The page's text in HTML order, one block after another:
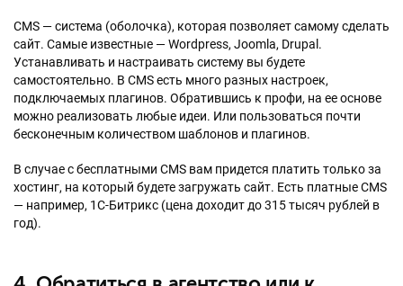
CMS — система (оболочка), которая позволяет самому сделать
сайт. Самые известные — Wordpress, Joomla, Drupal.
Устанавливать и настраивать систему вы будете
самостоятельно. В CMS есть много разных настроек,
подключаемых плагинов. Обратившись к профи, на ее основе
можно реализовать любые идеи. Или пользоваться почти
бесконечным количеством шаблонов и плагинов.
В случае с бесплатными CMS вам придется платить только за
хостинг, на который будете загружать сайт. Есть платные CMS
— например, 1С-Битрикс (цена доходит до 315 тысяч рублей в
год).